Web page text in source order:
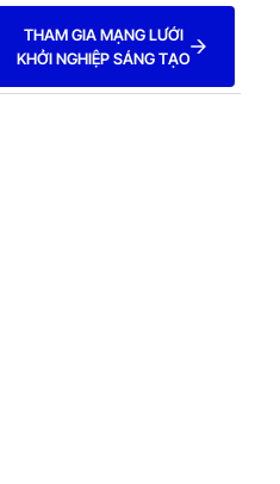
THAM GIA MẠNG LƯỚI
KHỞI NGHIỆP SÁNG TẠO